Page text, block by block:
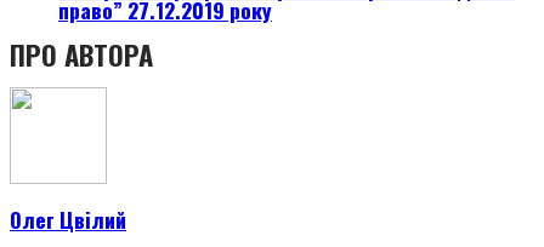
право” 27.12.2019 року
ПРО АВТОРА
Олег Цвілий